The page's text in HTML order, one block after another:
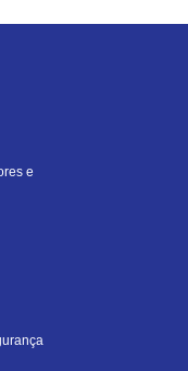
e